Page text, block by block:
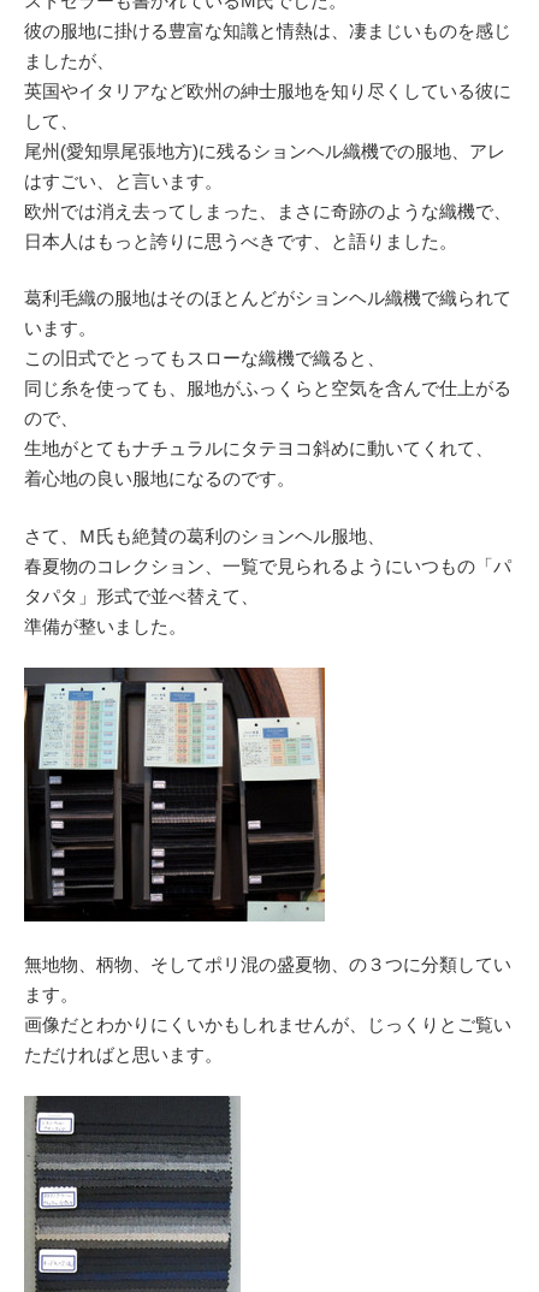
彼の服地に掛ける豊富な知識と情熱は、凄まじいものを感じ
ましたが、
英国やイタリアなど欧州の紳士服地を知り尽くしている彼に
して、
尾州(愛知県尾張地方)に残るションヘル織機での服地、アレ
はすごい、と言います。
欧州では消え去ってしまった、まさに奇跡のような織機で、
日本人はもっと誇りに思うべきです、と語りました。
葛利毛織の服地はそのほとんどがションヘル織機で織られて
います。
この旧式でとってもスローな織機で織ると、
同じ糸を使っても、服地がふっくらと空気を含んで仕上がる
ので、
生地がとてもナチュラルにタテヨコ斜めに動いてくれて、
着心地の良い服地になるのです。
さて、Ｍ氏も絶賛の葛利のションヘル服地、
春夏物のコレクション、一覧で見られるようにいつもの「パ
タパタ」形式で並べ替えて、
準備が整いました。
無地物、柄物、そしてポリ混の盛夏物、の３つに分類してい
ます。
画像だとわかりにくいかもしれませんが、じっくりとご覧い
ただければと思います。